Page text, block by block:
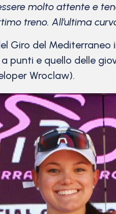
molto attente e
treno. All’ultima
Giro del
punti e quello delle
Wroclaw).